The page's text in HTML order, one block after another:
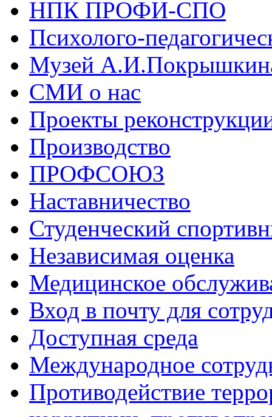
НПК ПРОФИ-СПО
Психолого-
Музей
СМИ о нас
Проекты
Производство
ПРОФСОЮЗ
Наставничество
Студенческий
Независимая оценка
Медицинское
Вход в почту для
Доступная среда
Международное
Противодействие